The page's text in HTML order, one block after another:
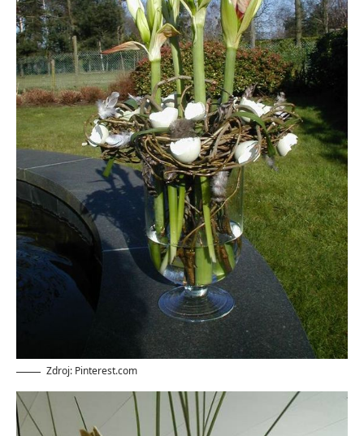
Zdroj: Pinterest.com